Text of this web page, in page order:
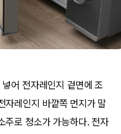
어 전자레인지 겉면에 조
자레인지 바깥쪽 먼지가 말
주로 청소가 가능하다. 전자